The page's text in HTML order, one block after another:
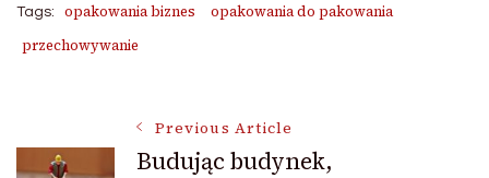
Tags: opakowania biznes
opakowania do pakowania
przechowywanie
Post
Previous Article
Budując budynek,